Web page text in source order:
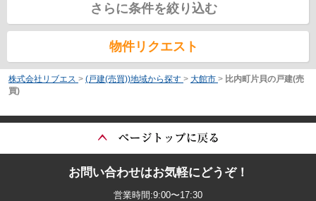
さらに条件を絞り込む
物件リクエスト
株式会社リブエス > (戸建(売買))地域から探す > 大館市 > 比内町片貝の戸建(売
買)
お問い合わせはお気軽にどうぞ！
営業時間:9:00〜17:30